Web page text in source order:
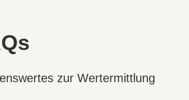
zur Wertermittlung